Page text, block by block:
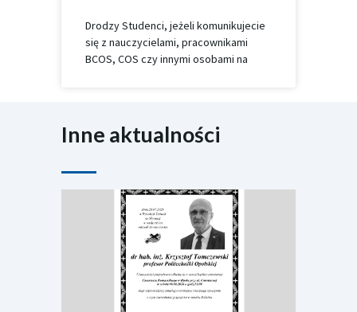
Drodzy Studenci, jeżeli komunikujecie
się z nauczycielami, pracownikami
BCOS, COS czy innymi osobami na
Inne aktualności